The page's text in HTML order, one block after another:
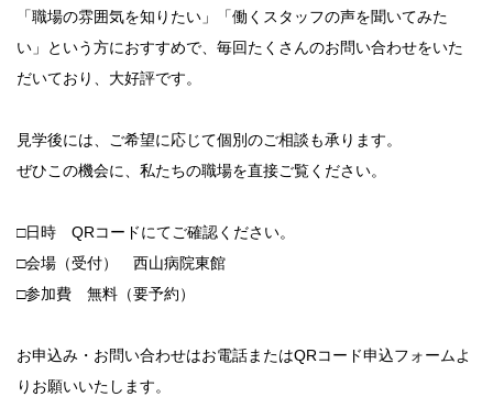
「職場の雰囲気を知りたい」「働くスタッフの声を聞いてみた
い」という方におすすめで、毎回たくさんのお問い合わせをいた
だいており、大好評です。
見学後には、ご希望に応じて個別のご相談も承ります。
ぜひこの機会に、私たちの職場を直接ご覧ください。
□日時 QRコードにてご確認ください。
□会場（受付） 西山病院東館
□参加費 無料（要予約）
お申込み・お問い合わせはお電話またはQRコード申込フォームよ
りお願いいたします。